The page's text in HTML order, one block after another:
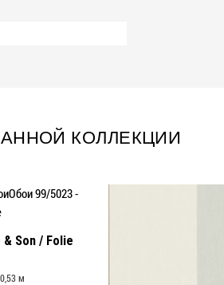
КОЛЛЕКЦИИ
& Son / Folie
м